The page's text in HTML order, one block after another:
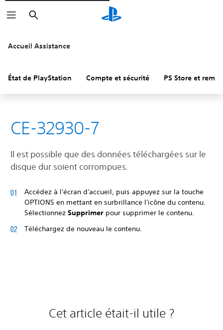
Rechercher
Accueil Assistance
État de PlayStation Compte et sécurité PS Store et
CE-32930-7
Il est possible que des données téléchargées sur le
disque dur soient corrompues.
Accédez à l'écran d'accueil, puis appuyez sur la touche
OPTIONS en mettant en surbrillance l'icône du contenu.
Sélectionnez Supprimer pour supprimer le contenu.
Téléchargez de nouveau le contenu.
Cet article était-il utile ?